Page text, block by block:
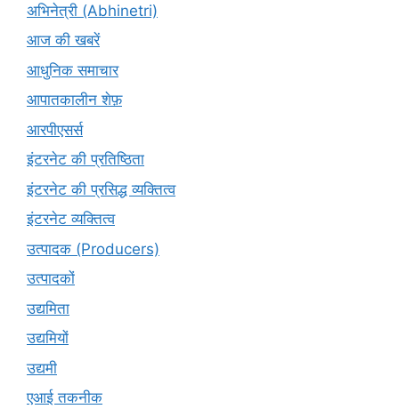
अभिनेत्री (Abhinetri)
आज की खबरें
आधुनिक समाचार
आपातकालीन शेफ़
आरपीएसर्स
इंटरनेट की प्रतिष्ठिता
इंटरनेट की प्रसिद्ध व्यक्तित्व
इंटरनेट व्यक्तित्व
उत्पादक (Producers)
उत्पादकों
उद्यमिता
उद्यमियों
उद्यमी
एआई तकनीक